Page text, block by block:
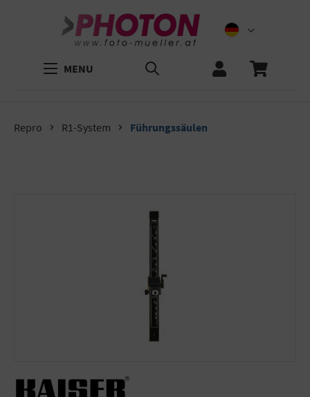
MENU
Repro R1-System Führungssäulen